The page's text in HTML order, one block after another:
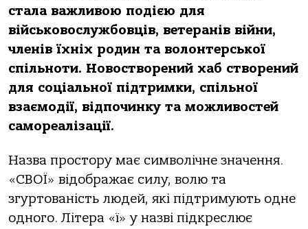
стала важливою подією для
військовослужбовців, ветеранів війни,
членів їхніх родин та волонтерської
спільноти. Новостворений хаб створений
для соціальної підтримки, спільної
взаємодії, відпочинку та можливостей
самореалізації.
Назва простору має символічне значення.
«СВОЇ» відображає силу, волю та
згуртованість людей, які підтримують одне
одного. Літера «ї» у назві підкреслює